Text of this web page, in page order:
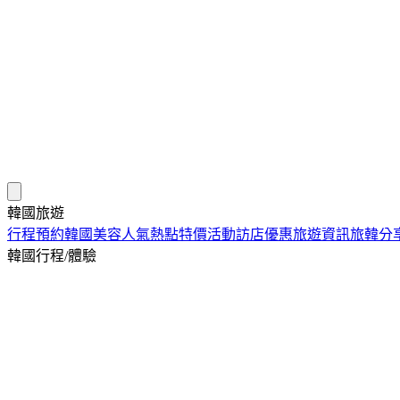
韓國旅遊
行程預約韓國美容人氣熱點特價活動訪店優惠旅遊資訊旅韓分
韓國行程/體驗